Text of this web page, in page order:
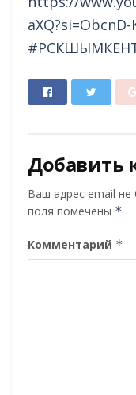
aXQ?si=ObcnD-
Добавить
Ваш адрес email не
поля помечены *
Комментарий *